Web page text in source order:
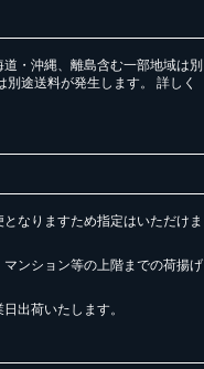
道・沖縄、離島含む一部地域は別
途送料が発生します。 詳しく
なりますため指定はいただけま
ンション等の上階までの荷揚げ
出荷いたします。